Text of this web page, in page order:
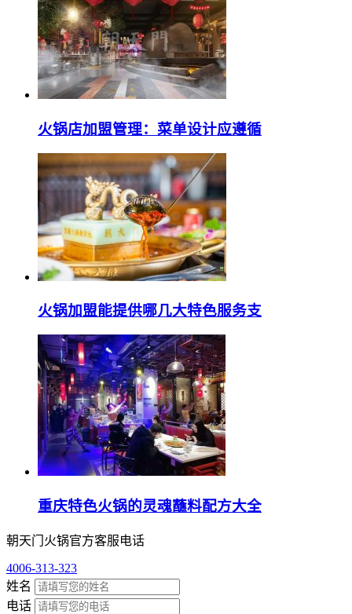
火锅店加盟管理：菜单设计应遵循
火锅加盟能提供哪几大特色服务支
重庆特色火锅的灵魂蘸料配方大全
朝天门火锅官方客服电话
4006-313-323
姓名
电话